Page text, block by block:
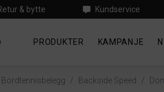
& bytte Kundservice
PRODUKTER KAMPANJE
Bordtennisbelegg / Backside Speed /